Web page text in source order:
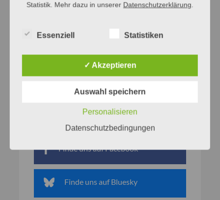
Netzwerke
Finde uns auf Facebook
Finde uns auf Bluesky
Statistik. Mehr dazu in unserer Datenschutzerklärung
Essenziell Statistiken
✓ Akzeptieren
Auswahl speichern
Personalisieren
Datenschutzbedingungen